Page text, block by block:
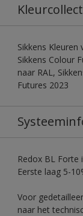
Sikkens
Sikkens Colour
naar RAL,
Futures 2023
Redox BL Forte
Eerste laag 5-
Voor
naar het